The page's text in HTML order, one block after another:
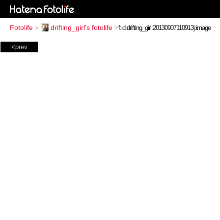
Fotolife > drifting_girl's fotolife >
<prev